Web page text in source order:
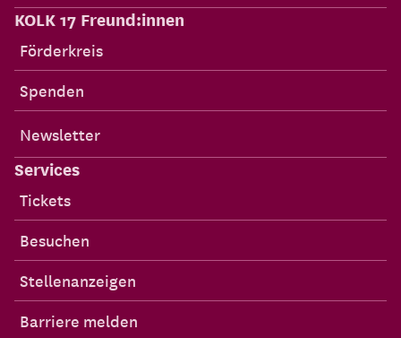
KOLK 17 Freund:innen
Förderkreis
Spenden
Newsletter
Services
Tickets
Besuchen
Stellenanzeigen
Barriere melden